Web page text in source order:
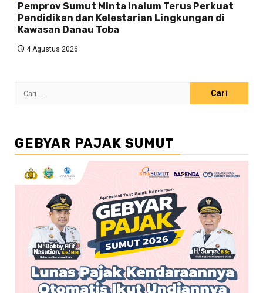
Pemprov Sumut Minta Inalum Terus Perkuat
Pendidikan dan Kelestarian Lingkungan di
Kawasan Danau Toba
4 Agustus 2026
Cari
GEBYAR PAJAK SUMUT